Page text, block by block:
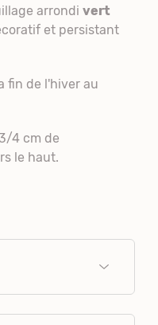
arrondi vert
et persistant
fin de l'hiver au
4 cm de
le haut.